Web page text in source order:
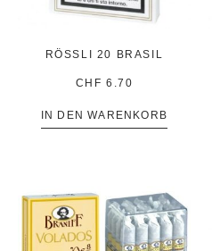
RÖSSLI 20 BRASIL
CHF 6.70
IN DEN WARENKORB